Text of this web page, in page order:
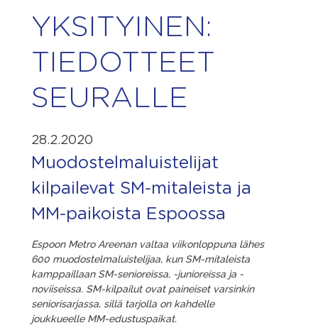
YKSITYINEN:
TIEDOTTEET
SEURALLE
28.2.2020
Muodostelmaluistelijat
kilpailevat SM-mitaleista ja
MM-paikoista Espoossa
Espoon Metro Areenan valtaa viikonloppuna lähes
600 muodostelmaluistelijaa, kun SM-mitaleista
kamppaillaan SM-senioreissa, -junioreissa ja -
noviiseissa. SM-kilpailut ovat paineiset varsinkin
seniorisarjassa, sillä tarjolla on kahdelle
joukkueelle MM-edustuspaikat.